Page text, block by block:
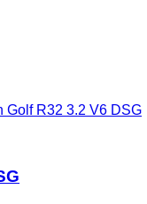
Golf R32 3.2 V6 DSG